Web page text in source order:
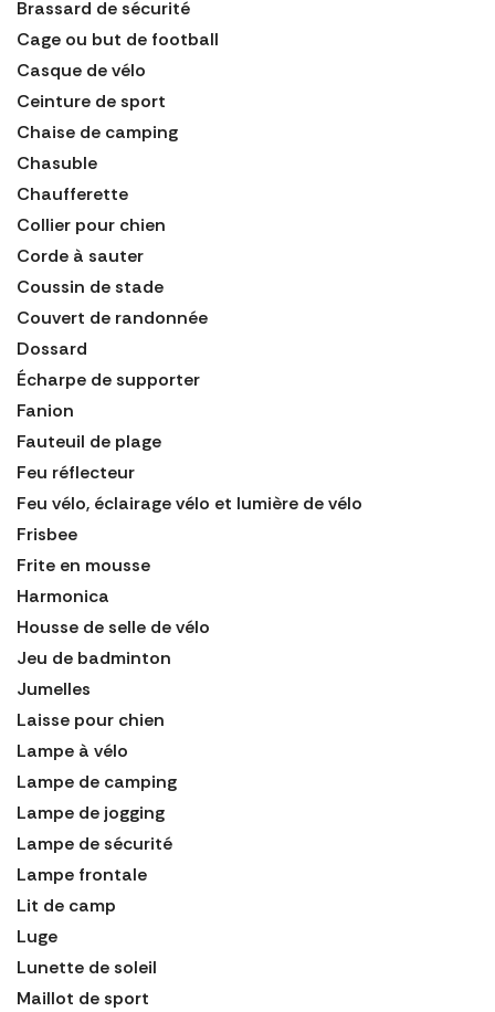
Brassard de sécurité
Cage ou but de football
Casque de vélo
Ceinture de sport
Chaise de camping
Chasuble
Chaufferette
Collier pour chien
Corde à sauter
Coussin de stade
Couvert de randonnée
Dossard
Écharpe de supporter
Fanion
Fauteuil de plage
Feu réflecteur
Feu vélo, éclairage vélo et lumière de vélo
Frisbee
Frite en mousse
Harmonica
Housse de selle de vélo
Jeu de badminton
Jumelles
Laisse pour chien
Lampe à vélo
Lampe de camping
Lampe de jogging
Lampe de sécurité
Lampe frontale
Lit de camp
Luge
Lunette de soleil
Maillot de sport